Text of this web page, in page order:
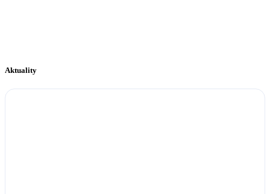
Aktuality